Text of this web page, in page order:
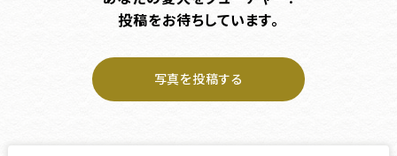
投稿をお待ちしています。
写真を投稿する